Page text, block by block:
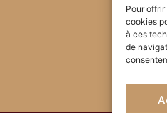
Pour
cookies
à ces
de